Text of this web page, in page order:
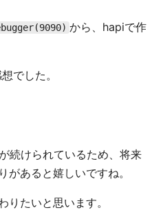
から、hapiで作
でした。
続けられているため、将来
があると嬉しいですね。
りたいと思います。